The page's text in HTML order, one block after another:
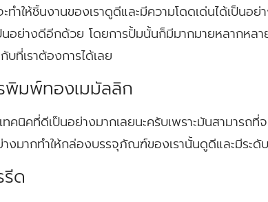
ำให้ชิ้นงานของเราดูดีและมีความโดดเด่นได้เป็นอ
นอย่างดีอีกด้วย โดยการปั้มนั้นก็มีมากมายหลากหล
บที่เราต้องการได้เลย
พิมพ์ทองเมมัลลิก
คนิคที่ดีเป็นอย่างมากเลยนะครับเพราะมันสามารถที่
งมากทำให้กล่องบรรจุภัณฑ์ของเรานั้นดูดีและมีระดั
ด